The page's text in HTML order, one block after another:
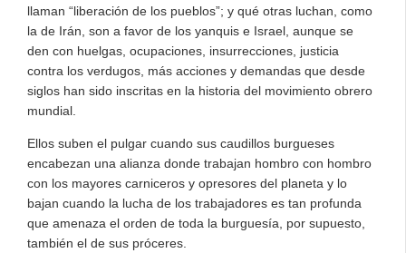
llaman “liberación de los pueblos”; y qué otras luchan, como
la de Irán, son a favor de los yanquis e Israel, aunque se
den con huelgas, ocupaciones, insurrecciones, justicia
contra los verdugos, más acciones y demandas que desde
siglos han sido inscritas en la historia del movimiento obrero
mundial.
Ellos suben el pulgar cuando sus caudillos burgueses
encabezan una alianza donde trabajan hombro con hombro
con los mayores carniceros y opresores del planeta y lo
bajan cuando la lucha de los trabajadores es tan profunda
que amenaza el orden de toda la burguesía, por supuesto,
también el de sus próceres.